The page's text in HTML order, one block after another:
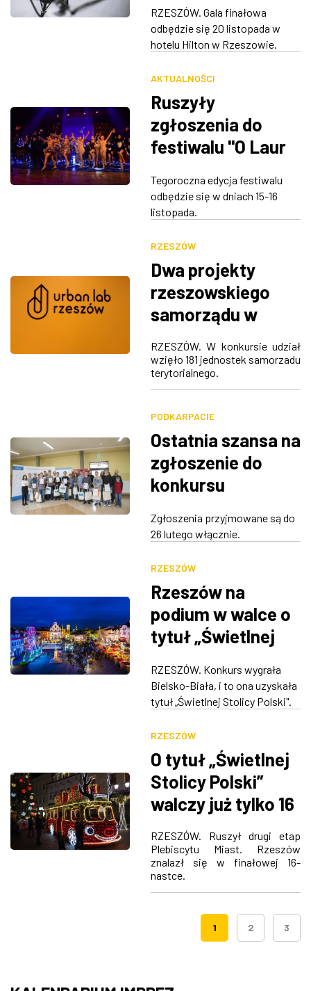
RZESZÓW. Gala finałowa
odbędzie się 20 listopada w
hotelu Hilton w Rzeszowie.
AKTUALNOŚCI
Ruszyły
zgłoszenia do
festiwalu "O Laur
Tegoroczna edycja festiwalu
odbędzie się w dniach 15-16
listopada.
RZESZÓW
Dwa projekty
rzeszowskiego
samorządu w
finale konkursu
Polskiej Agencji
Prasowej
RZESZÓW. W konkursie udział
wzięło 181 jednostek samorzadu
terytorialnego.
PODKARPACIE
Ostatnia szansa na
zgłoszenie do
konkursu
podkarpacki"
Zgłoszenia przyjmowane są do
26 lutego włącznie.
RZESZÓW
Rzeszów na
podium w walce o
tytuł „Świetlnej
RZESZÓW. Konkurs wygrała
Bielsko-Biała, i to ona uzyskała
tytuł „Świetlnej Stolicy Polski".
RZESZÓW
O tytuł „Świetlnej
Stolicy Polski”
walczy już tylko 16
miast.
Podkarpacie
reprezentuje
Rzeszów
RZESZÓW. Ruszył drugi etap
Plebiscytu Miast. Rzeszów
znalazł się w finałowej 16-
nastce.
1 2 3